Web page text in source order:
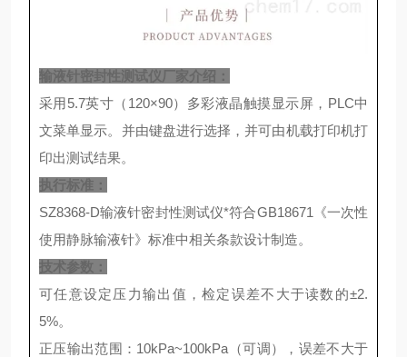
输液针密封性测试仪厂家介绍：
采用5.7英寸（120×90）多彩液晶触摸显示屏，PLC中
文菜单显示。并由键盘进行选择，并可由机载打印机打
印出测试结果。
执行标准：
SZ8368-D输液针密封性测试仪*符合GB18671《一次性
使用静脉输液针》标准中相关条款设计制造。
技术参数：
可任意设定压力输出值，检定误差不大于读数的±2.
5%。
正压输出范围：10kPa~100kPa（可调），误差不大于